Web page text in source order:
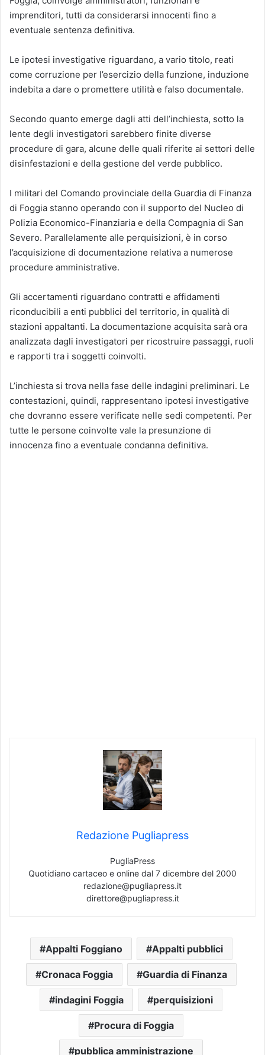
imprenditori, tutti da considerarsi innocenti fino a
eventuale sentenza definitiva.
Le ipotesi investigative riguardano, a vario titolo, reati
come corruzione per l’esercizio della funzione, induzione
indebita a dare o promettere utilità e falso documentale.
Secondo quanto emerge dagli atti dell’inchiesta, sotto la
lente degli investigatori sarebbero finite diverse
procedure di gara, alcune delle quali riferite ai settori delle
disinfestazioni e della gestione del verde pubblico.
I militari del Comando provinciale della Guardia di Finanza
di Foggia stanno operando con il supporto del Nucleo di
Polizia Economico-Finanziaria e della Compagnia di San
Severo. Parallelamente alle perquisizioni, è in corso
l’acquisizione di documentazione relativa a numerose
procedure amministrative.
Gli accertamenti riguardano contratti e affidamenti
riconducibili a enti pubblici del territorio, in qualità di
stazioni appaltanti. La documentazione acquisita sarà ora
analizzata dagli investigatori per ricostruire passaggi, ruoli
e rapporti tra i soggetti coinvolti.
L’inchiesta si trova nella fase delle indagini preliminari. Le
contestazioni, quindi, rappresentano ipotesi investigative
che dovranno essere verificate nelle sedi competenti. Per
tutte le persone coinvolte vale la presunzione di
innocenza fino a eventuale condanna definitiva.
Redazione Pugliapress
PugliaPress
Quotidiano cartaceo e online dal 7 dicembre del 2000
redazione@pugliapress.it
direttore@pugliapress.it
Appalti Foggiano Appalti pubblici
Cronaca Foggia Guardia di Finanza
indagini Foggia perquisizioni
Procura di Foggia
pubblica amministrazione